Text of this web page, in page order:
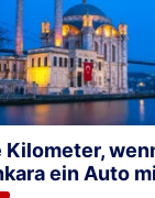
ein Auto